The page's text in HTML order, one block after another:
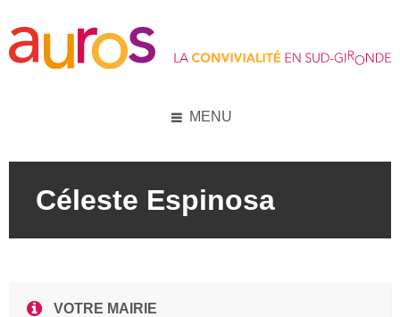
content
left
sidebar
footer
MENU
Céleste Espinosa
VOTRE MAIRIE